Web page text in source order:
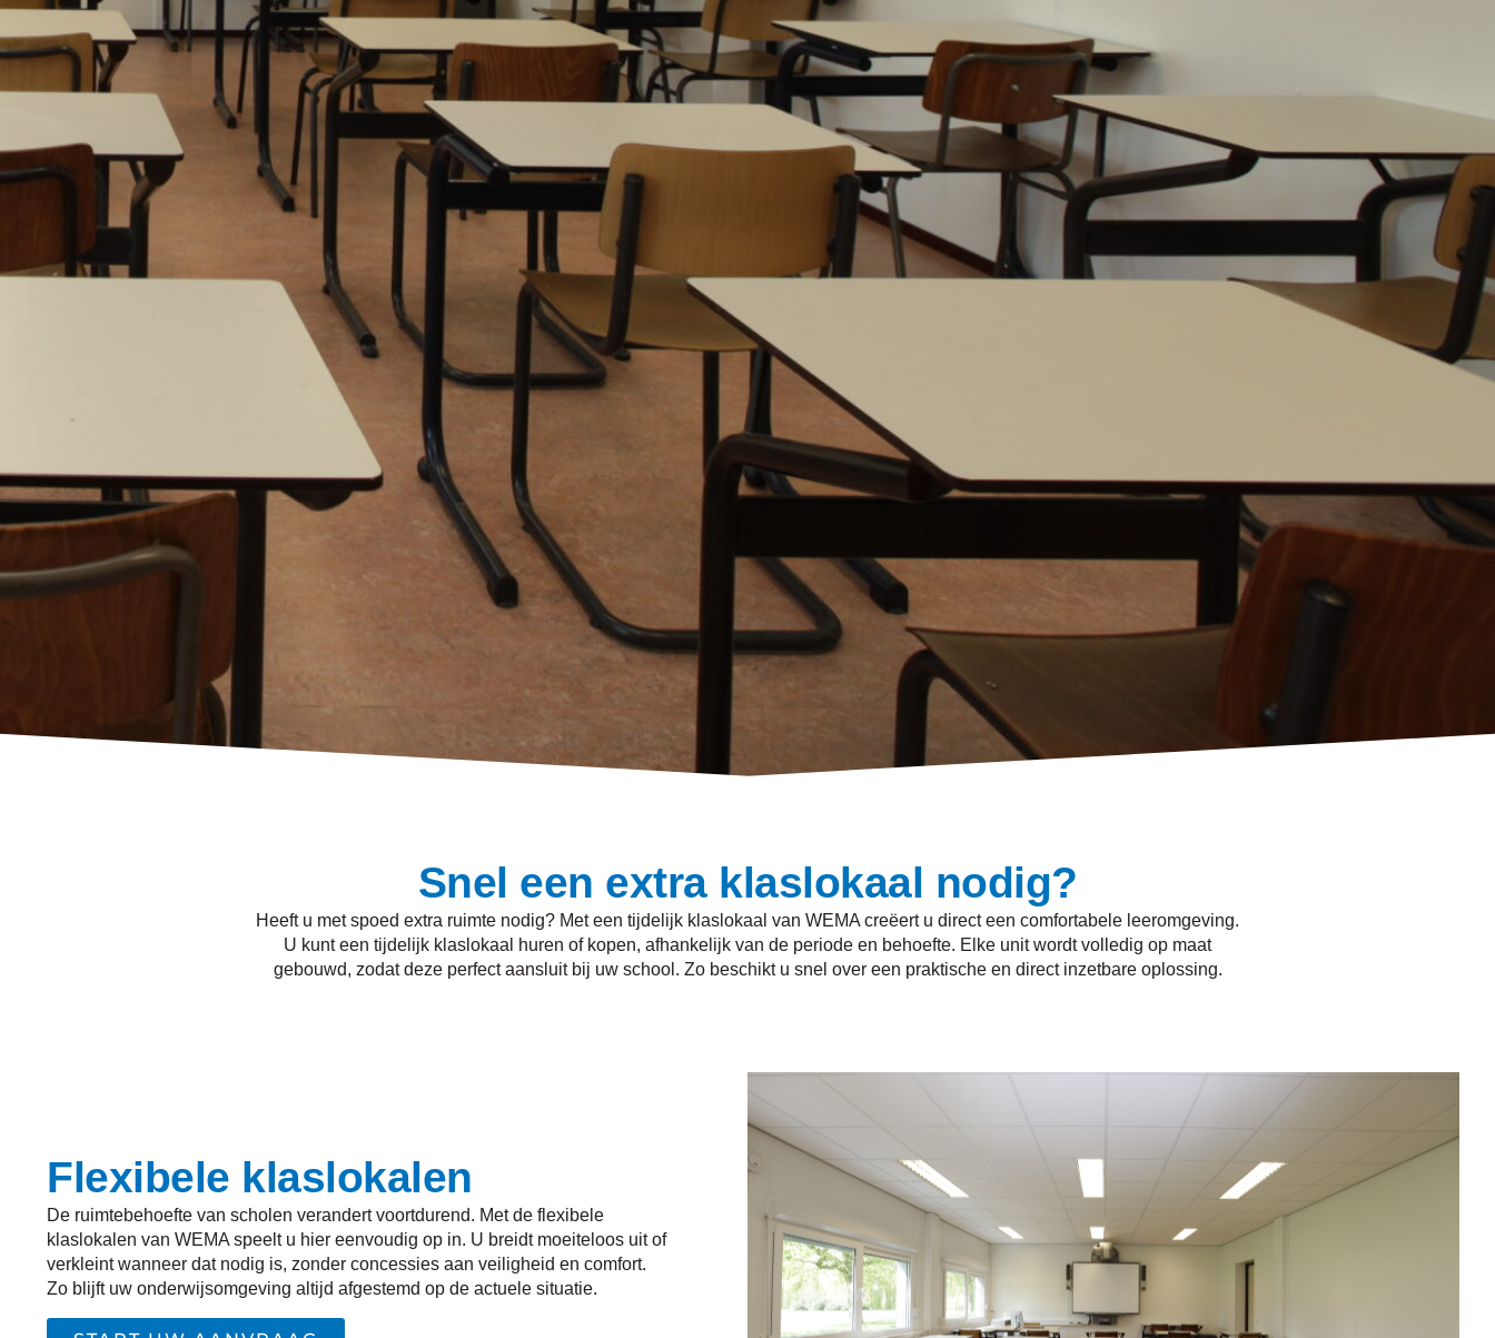
Snel een extra klaslokaal nodig?
Heeft u met spoed extra ruimte nodig? Met een tijdelijk klaslokaal van WEMA creëert u direct een comfortabele leeromgeving.
U kunt een tijdelijk klaslokaal huren of kopen, afhankelijk van de periode en behoefte. Elke unit wordt volledig op maat
gebouwd, zodat deze perfect aansluit bij uw school. Zo beschikt u snel over een praktische en direct inzetbare oplossing.
Flexibele klaslokalen
De ruimtebehoefte van scholen verandert voortdurend. Met de flexibele
klaslokalen van WEMA speelt u hier eenvoudig op in. U breidt moeiteloos uit of
verkleint wanneer dat nodig is, zonder concessies aan veiligheid en comfort.
Zo blijft uw onderwijsomgeving altijd afgestemd op de actuele situatie.